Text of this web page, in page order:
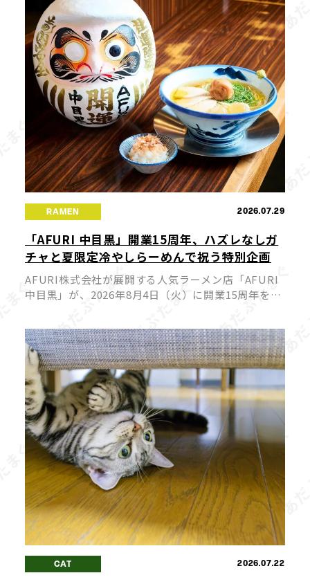
RAMEN 2026.07.29
「AFURI 中目黒」開業15周年、ハズレなしガ
チャと夏限定冷やしらーめんで祝う特別企画
AFURI株式会社が展開する人気ラーメン店「AFURI
中目黒」が、2026年8月4日（火）に開業15周年を迎
しい冷やしらー […]
CAT 2026.07.22